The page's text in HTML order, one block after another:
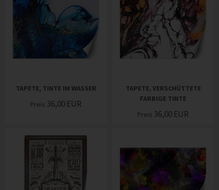
TAPETE, TINTE IM WASSER
Preis 36,00 EUR
TAPETE, VERSCHÜTTETE
FARBIGE TINTE
Preis 36,00 EUR